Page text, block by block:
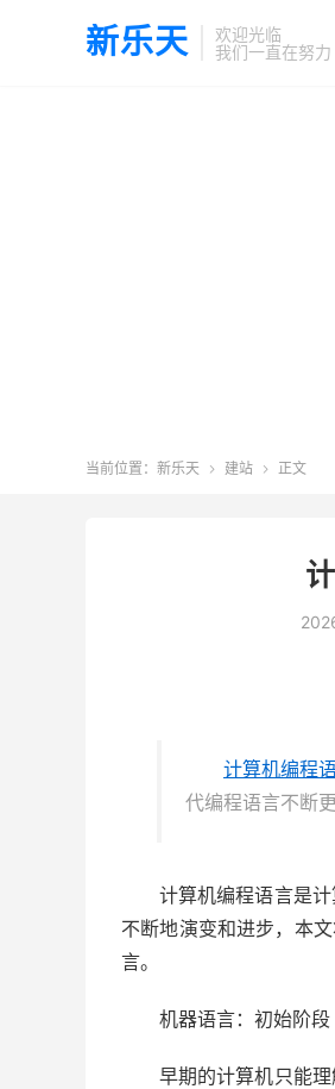
新乐天
欢迎光临
我们一直在努力
当前位置： 新乐天  建站  正文
计算机编程
代编程语言不断
计算机编程语言是
不断地演变和进步，本
言。
机器语言：初始阶段
早期的计算机只能